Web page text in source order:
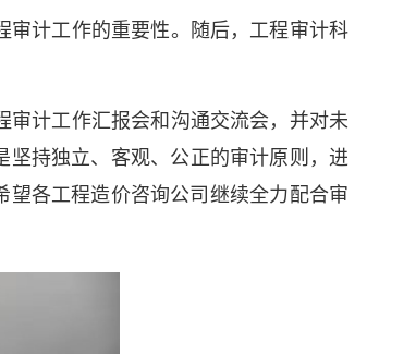
审计工作的重要性。随后，工程审计科
审计工作汇报会和沟通交流会，并对未
持独立、客观、公正的审计原则，进
望各工程造价咨询公司继续全力配合审